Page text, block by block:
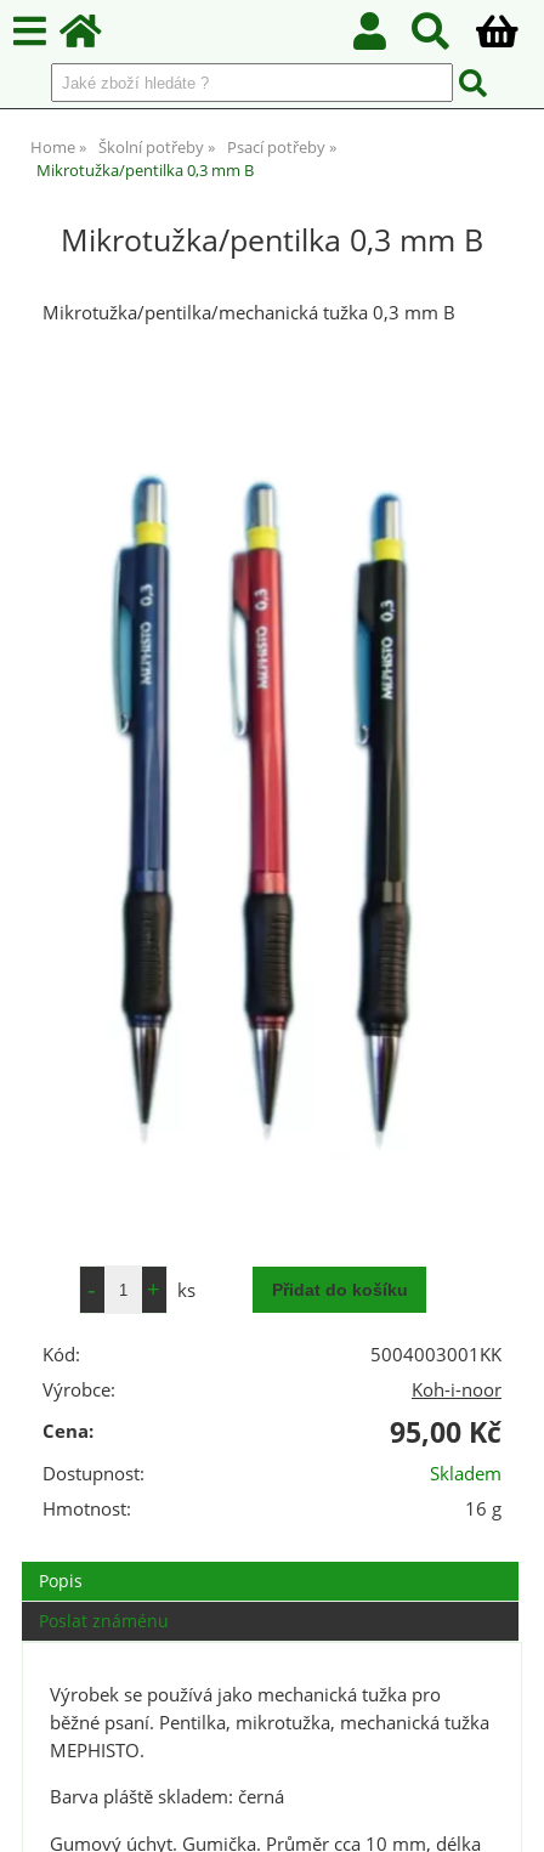
Home Školní potřeby
Psací potřeby
Mikrotužka/pentilka 0,3 mm B
Mikrotužka/pentilka 0,3 mm B
Mikrotužka/pentilka/mechanická tužka 0,3 mm B
ks
Kód:
5004003001KK
Výrobce:
Koh-i-noor
Cena:
95,00 Kč
Dostupnost:
Skladem
Hmotnost:
16 g
Popis
Poslat známénu
Výrobek se používá jako mechanická tužka pro
běžné psaní. Pentilka, mikrotužka, mechanická tužka
MEPHISTO.
Barva pláště skladem: černá
Gumový úchyt. Gumička. Průměr cca 10 mm, délka